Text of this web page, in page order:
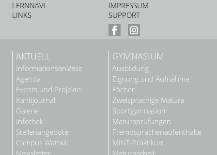
LERNNAVI
IMPRESSUM
LINKS
SUPPORT
AKTUELL
Informationsanlässe
Agenda
Events und Projekte
Kantijournal
Galerie
Infothek
Stellenangebote
Campus Wattwil
GYMNASIUM
Ausbildung
Eignung und Aufnahme
Fächer
Zweisprachige Matura
Sportgymnasium
Maturaprüfungen
Fremdsprachenaufenthalte
MINT-Praktikum